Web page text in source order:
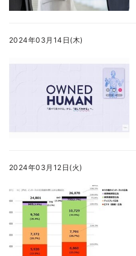
2024年03月14日(木)
2024年03月12日(火)